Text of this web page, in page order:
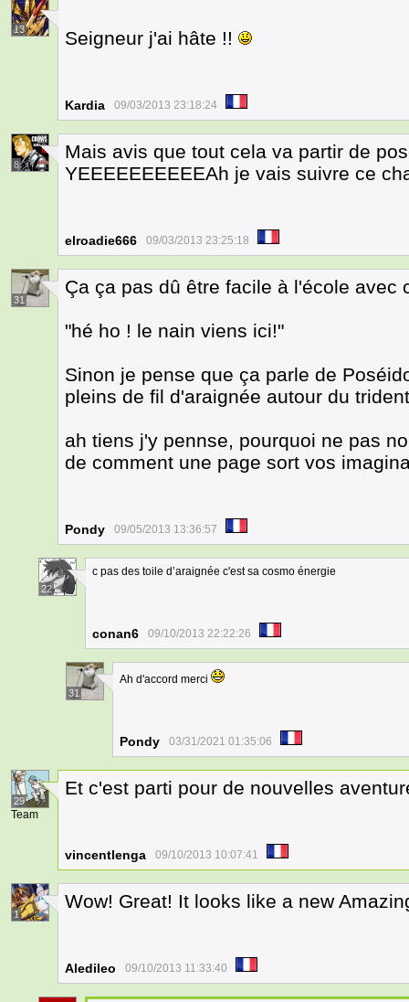
13 Seigneur j'ai hâte !!
Kardia 09/03/2013 23:18:24
8
Mais avis que tout cela va partir de
YEEEEEEEEEEAh je vais suivre ce
elroadie666 09/03/2013 23:25:18
31
Ça ça pas dû être facile à l'école avec
"hé ho ! le nain viens ici!"
Sinon je pense que ça parle de
pleins de fil d'araignée autour du
ah tiens j'y pennse, pourquoi ne pas
de comment une page sort vos
Pondy 09/05/2013 13:36:57
22
c pas des toile d’araignée c'est sa cosmo énergie
conan6 09/10/2013 22:22:26
31
Ah d'accord merci
Pondy 03/31/2021 01:35:06
29
Team
Et c'est parti pour de nouvelles
vincentlenga 09/10/2013 10:07:41
1
Wow! Great! It looks like a new
Aledileo 09/10/2013 11:33:40